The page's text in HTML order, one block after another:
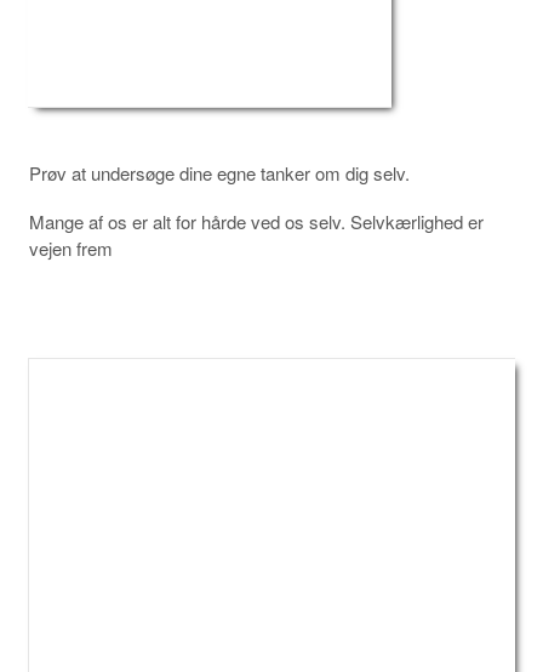
Prøv at undersøge dine egne tanker om dig selv.
Mange af os er alt for hårde ved os selv. Selvkærlighed er
vejen frem